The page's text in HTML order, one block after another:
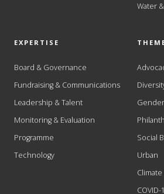
Water
EXPERTISE
Board & Governance
Fundraising & Communications
Leadership & Talent
Monitoring & Evaluation
Programme
Technology
Gender
Social
Urban
COVID-